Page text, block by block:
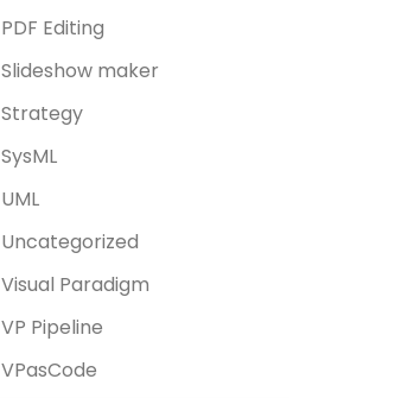
PDF Editing
Slideshow maker
Strategy
SysML
UML
Uncategorized
Visual Paradigm
VP Pipeline
VPasCode